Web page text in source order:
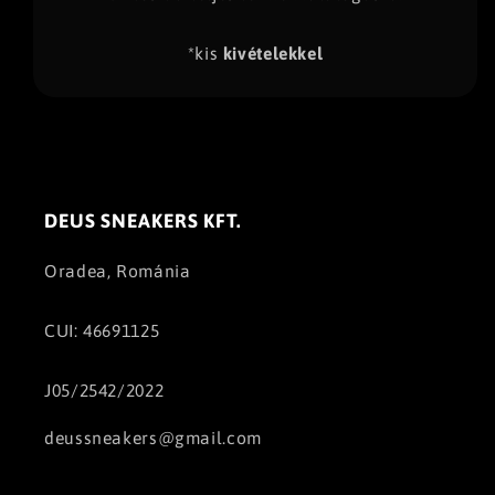
*kis kivételekkel
DEUS SNEAKERS KFT.
Oradea, Románia
CUI: 46691125
J05/2542/2022
deussneakers@gmail.com